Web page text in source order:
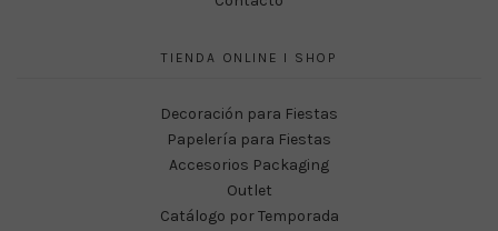
TIENDA ONLINE I SHOP
Decoración para Fiestas
Papelería para Fiestas
Accesorios Packaging
Outlet
Catálogo por Temporada